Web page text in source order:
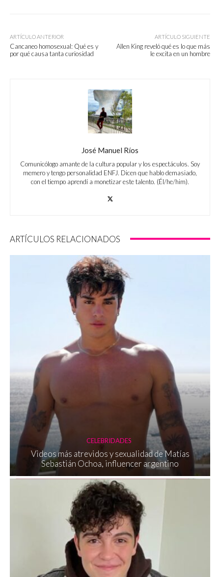
ARTÍCULO ANTERIOR
Cancaneo homosexual: Qué es y
por qué causa tanta curiosidad
ARTÍCULO SIGUIENTE
Allen King reveló qué es lo que más
le excita en un hombre
José Manuel Ríos
Comunicólogo amante de la cultura popular y los espectáculos. Soy
memero y tengo personalidad ENFJ. Dicen que hablo demasiado,
con el tiempo aprendí a monetizar este talento. (Él/he/him).
ARTÍCULOS RELACIONADOS
CELEBRIDADES
Videos más atrevidos y sexualidad de Matías
Sebastián Ochoa, influencer argentino